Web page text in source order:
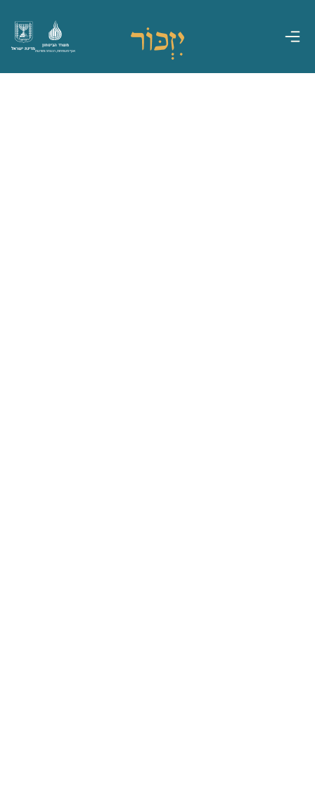
מדינת ישראל
משרד הביטחון
אגף משפחות, הנצחה ומורשת